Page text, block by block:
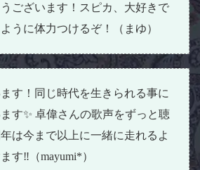
ございます！スピカ、大好きで
うに体力つけるぞ！（まゆ）
す！同じ時代を生きられる事に
す✨ 卓偉さんの歌声をずっと聴
は今まで以上に一緒に走れるよ
す‼️（mayumi*）